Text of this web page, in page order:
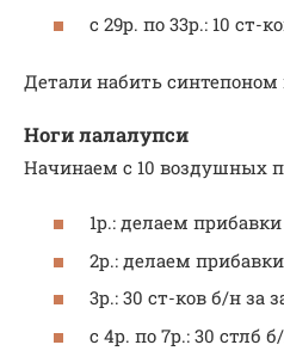
с 29р. по 33р.: 10 ст-
Детали набить
Ноги лалалупси
Начинаем с 10 воздушных
1р.: делаем
2р.: делаем
3р.: 30 ст-ков б/н за
с 4р. по 7р.: 30 стлб